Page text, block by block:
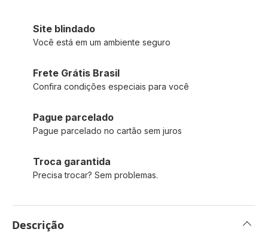
Site blindado
Você está em um ambiente seguro
Frete Grátis Brasil
Confira condições especiais para você
Pague parcelado
Pague parcelado no cartão sem juros
Troca garantida
Precisa trocar? Sem problemas.
Descrição